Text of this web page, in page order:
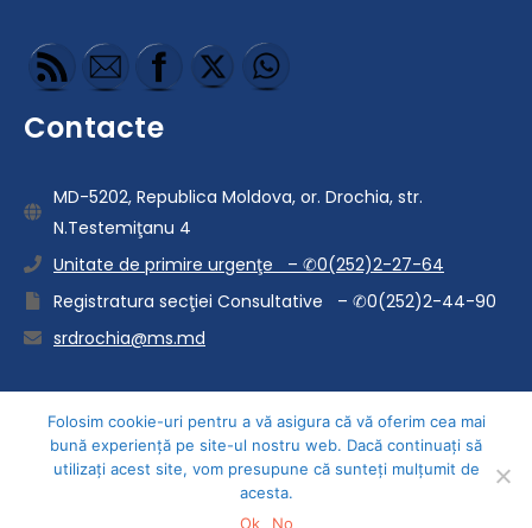
Contacte
MD-5202, Republica Moldova, or. Drochia, str.
N.Testemiţanu 4
Unitate de primire urgenţe – ✆0(252)2-27-64
Registratura secţiei Consultative – ✆0(252)2-44-90
srdrochia@ms.md
Copyright © IMSP Spitalul Raional Drochia ”Nicolae
Testemițanu” Тема Mavix Medical от
Folosim cookie-uri pentru a vă asigura că vă oferim cea mai
bună experiență pe site-ul nostru web. Dacă continuați să
utilizați acest site, vom presupune că sunteți mulțumit de
acesta.
Ok
No